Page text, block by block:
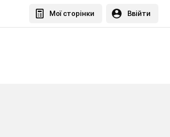
Мої сторінки Ввійти